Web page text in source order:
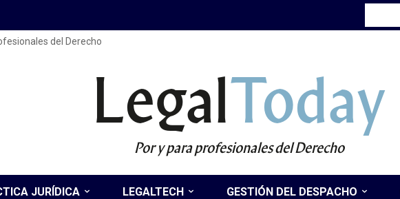
del Derecho
LegalToday
Por y para profesionales del Derecho
JURÍDICA LEGALTECH GESTIÓN DEL DESPACHO